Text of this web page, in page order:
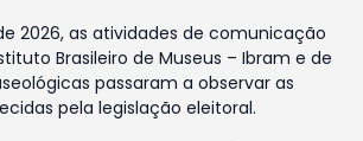
2026, as atividades de comunicação
Brasileiro de Museus – Ibram e de
passaram a observar as
pela legislação eleitoral.